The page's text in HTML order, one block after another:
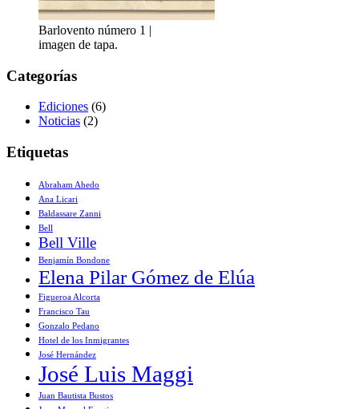
Barlovento número 1 |
imagen de tapa.
Categorías
Ediciones (6)
Noticias (2)
Etiquetas
Abraham Ahedo
Ana Licari
Baldassare Zanni
Bell
Bell Ville
Benjamín Bondone
Elena Pilar Gómez de Elúa
Figueroa Alcorta
Francisco Tau
Gonzalo Pedano
Hotel de los Inmigrantes
José Hernández
José Luis Maggi
Juan Bautista Bustos